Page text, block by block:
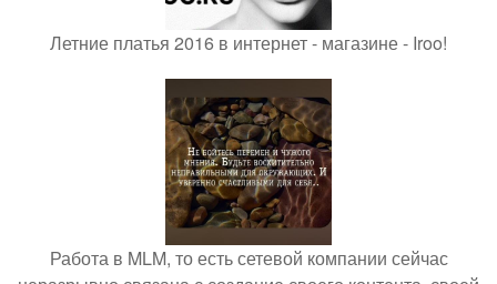
Летние платья 2016 в интернет - магазине - Iroo!
Работа в MLM, то есть сетевой компании сейчас